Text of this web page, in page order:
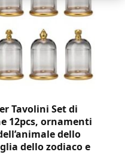
Tavolini Set di
12pcs, ornamenti
dello
dello zodiaco e